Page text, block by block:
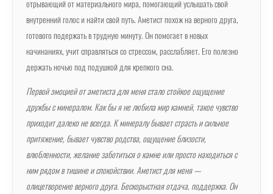
отрывающий от материального мира, помогающий услышать свой
внутренний голос и найти свой путь. Аметист похож на верного друга,
готового подержать в трудную минуту. Он помогает в новых
начинаниях, учит справляться со стрессом, расслабляет. Его полезно
держать ночью под подушкой для крепкого сна.
Первой эмоцией от аметиста для меня стало стойкое ощущение
дружбы с минералом. Как бы я не любила мир камней, такое чувство
приходит далеко не всегда. К минералу бывает страсть и сильное
притяжение, бывает чувство родства, ощущение близости,
влюбленности, желание заботиться о камне или просто находиться с
ним рядом в тишине и спокойствии. Аметист для меня —
олицетворение верного друга. Бескорыстная отдача, поддержка. Он